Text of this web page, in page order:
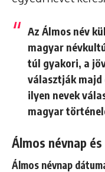
Az Álmos név
magyar
túl gyakori, a
választják majd
ilyen nevek
magyar
Álmos névnap
Álmos névnap